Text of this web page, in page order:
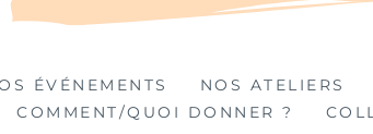
ÉVÉNEMENTS NOS ATELIERS
COMMENT/QUOI DONNER ?